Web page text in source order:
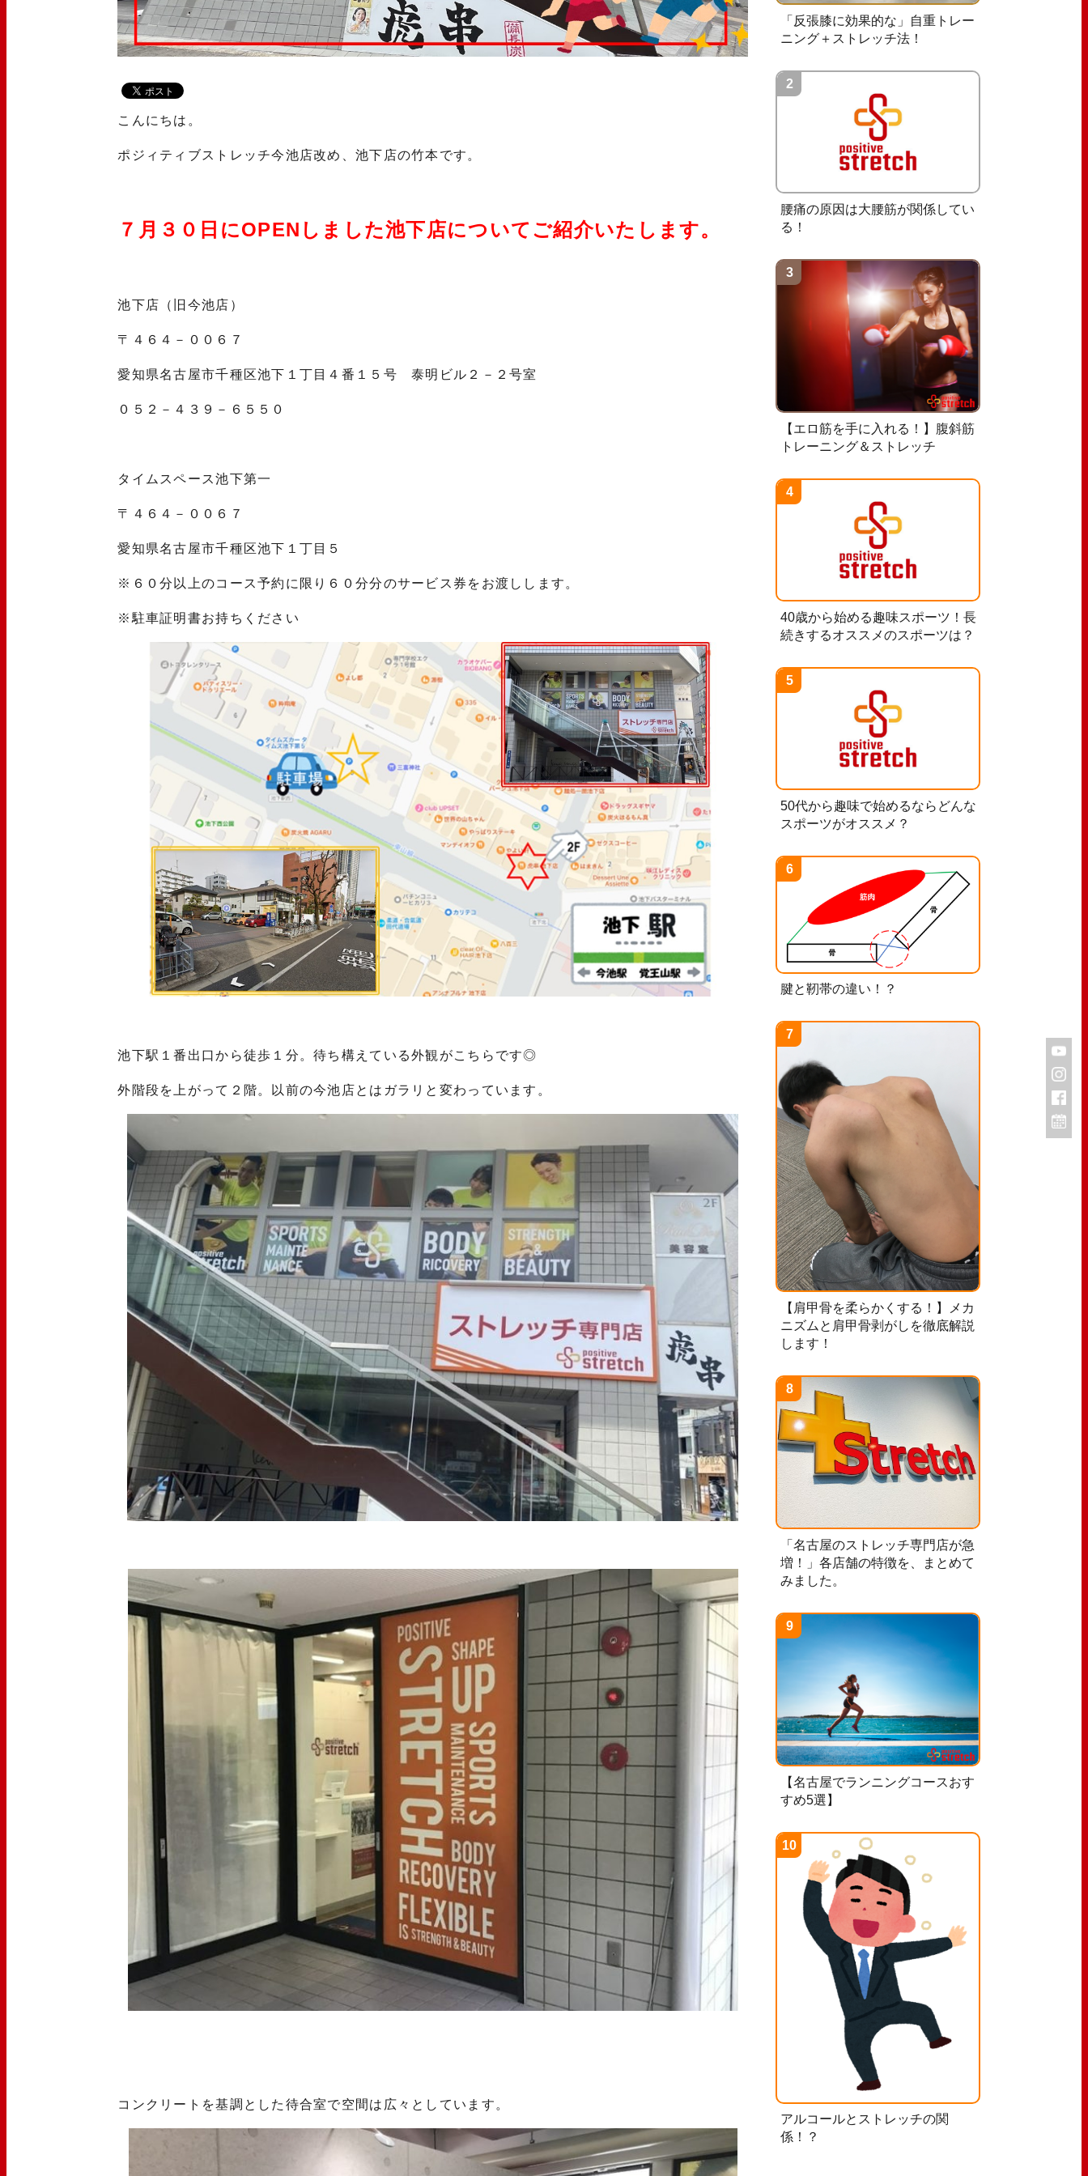
こんにちは。
ポジィティブストレッチ今池店改め、池下店の竹本です。
７月３０日にOPENしました池下店についてご紹介いたします。
池下店（旧今池店）
〒４６４－００６７
愛知県名古屋市千種区池下１丁目４番１５号 泰明ビル２－２号室
０５２－４３９－６５５０
タイムスペース池下第一
〒４６４－００６７
愛知県名古屋市千種区池下１丁目５
※６０分以上のコース予約に限り６０分分のサービス券をお渡しします。
※駐車証明書お持ちください
池下駅１番出口から徒歩１分。待ち構えている外観がこちらです◎
外階段を上がって２階。以前の今池店とはガラリと変わっています。
コンクリートを基調とした待合室で空間は広々としています。
「反張膝に効果的な」自重トレー
ニング＋ストレッチ法！
腰痛の原因は大腰筋が関係してい
る！
【エロ筋を手に入れる！】腹斜筋
トレーニング＆ストレッチ
40歳から始める趣味スポーツ！長
続きするオススメのスポーツは？
50代から趣味で始めるならどんな
スポーツがオススメ？
腱と靭帯の違い！？
【肩甲骨を柔らかくする！】メカ
ニズムと肩甲骨剥がしを徹底解説
します！
「名古屋のストレッチ専門店が急
増！」各店舗の特徴を、まとめて
みました。
【名古屋でランニングコースおす
すめ5選】
アルコールとストレッチの関
係！？